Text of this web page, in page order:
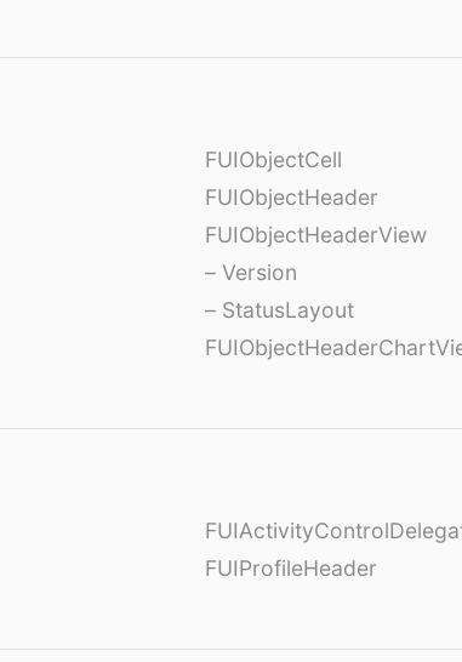
FUIObjectCell
FUIObjectHeader
FUIObjectHeaderView
– Version
– StatusLayout
FUIProfileHeader